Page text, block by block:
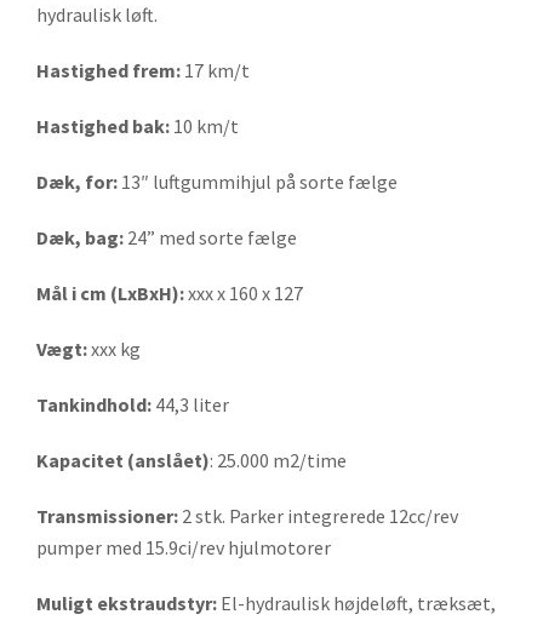
hydraulisk løft.
Hastighed frem: 17 km/t
Hastighed bak: 10 km/t
Dæk, for: 13″ luftgummihjul på sorte fælge
Dæk, bag: 24” med sorte fælge
Mål i cm (LxBxH):xxx x 160 x 127
Vægt:xxx kg
Tankindhold: 44,3 liter
Kapacitet (anslået): 25.000 m2/time
Transmissioner: 2 stk. Parker integrerede 12cc/rev
pumper med 15.9ci/rev hjulmotorer
Muligt ekstraudstyr: El-hydraulisk højdeløft, træksæt,